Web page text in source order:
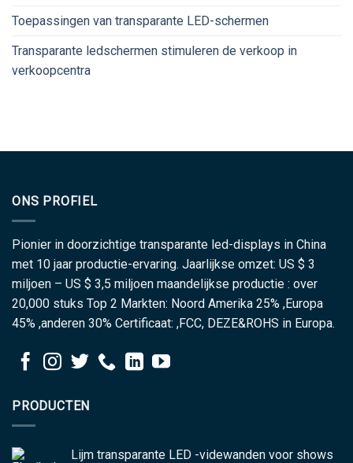
Toepassingen van transparante LED-schermen
Transparante ledschermen stimuleren de verkoop in
verkoopcentra
ONS PROFIEL
Pionier in doorzichtige transparante led-displays in China
met 10 jaar productie-ervaring. Jaarlijkse omzet: US $ 3
miljoen – US $ 3,5 miljoen maandelijkse productie : over
20,000 stuks Top 2 Markten: Noord Amerika 25% ,Europa
45% ,anderen 30% Certificaat: ,FCC, DEZE&ROHS in Europa.
PRODUCTEN
Lijm transparante LED -videwanden voor shows